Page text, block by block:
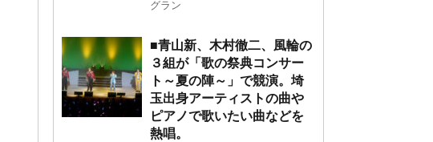
グラン
■青山新、木村徹二、風輪の
３組が「歌の祭典コンサー
ト～夏の陣～」で競演。埼
玉出身アーティストの曲や
ピアノで歌いたい曲などを
熱唱。